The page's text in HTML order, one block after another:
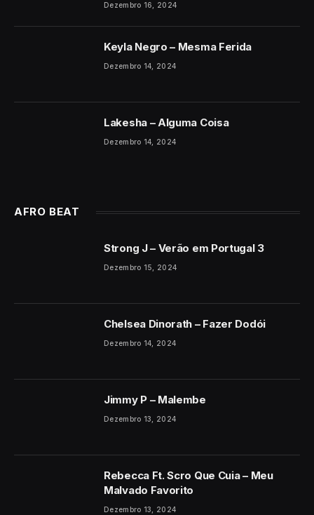
Dezembro 16, 2024
Keyla Negro – Mesma Ferida
Dezembro 14, 2024
Lakesha – Alguma Coisa
Dezembro 14, 2024
AFRO BEAT
Strong J – Verão em Portugal 3
Dezembro 15, 2024
Chelsea Dinorath – Fazer Dodói
Dezembro 14, 2024
Jimmy P – Malembe
Dezembro 13, 2024
Rebecca Ft. Scro Que Cuia – Meu
Malvado Favorito
Dezembro 13, 2024